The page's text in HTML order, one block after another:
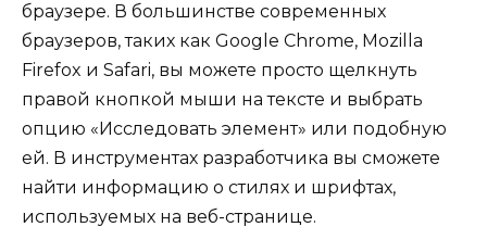
браузере. В большинстве современных
браузеров, таких как Google Chrome, Mozilla
Firefox и Safari, вы можете просто щелкнуть
правой кнопкой мыши на тексте и выбрать
опцию «Исследовать элемент» или подобную
ей. В инструментах разработчика вы сможете
найти информацию о стилях и шрифтах,
используемых на веб-странице.